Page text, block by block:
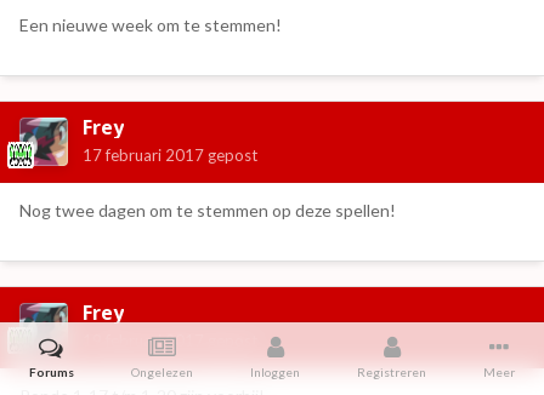
Een nieuwe week om te stemmen!
Frey
17 februari 2017 gepost
Nog twee dagen om te stemmen op deze spellen!
Frey
19 februari 2017
Forums Ongelezen Inloggen Registreren Meer